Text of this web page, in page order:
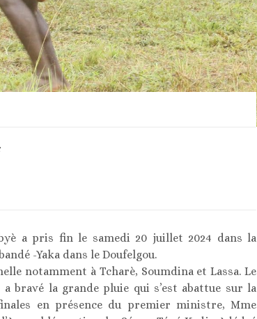
a pris fin le samedi 20 juillet 2024 dans la
-Yaka dans le Doufelgou.
notamment à Tcharè, Soumdina et Lassa. Le
a bravé la grande pluie qui s’est abattue sur la
en présence du premier ministre, Mme